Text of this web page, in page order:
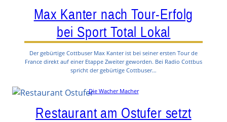
Max Kanter nach Tour-Erfolg
bei Sport Total Lokal
Der gebürtige Cottbuser Max Kanter ist bei seiner ersten Tour de
France direkt auf einer Etappe Zweiter geworden. Bei Radio Cottbus
spricht der gebürtige Cottbuser…
Die Wacher Macher
Restaurant am Ostufer setzt